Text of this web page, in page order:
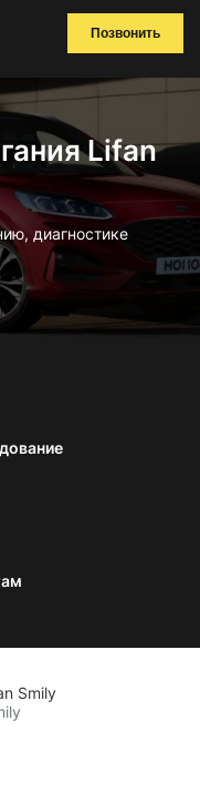
Позвонить
Lifan
диагностике
Smily